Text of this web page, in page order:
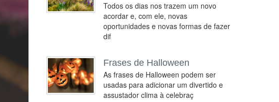
Todos os dias nos trazem um novo
acordar e, com ele, novas
oportunidades e novas formas de fazer
dif
Frases de Halloween
As frases de Halloween podem ser
usadas para adicionar um divertido e
assustador clima à celebraç